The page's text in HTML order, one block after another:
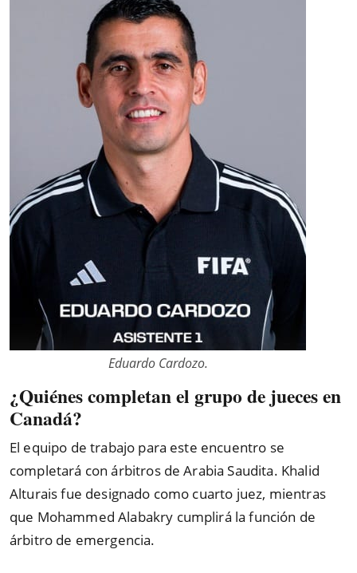
Eduardo Cardozo.
¿Quiénes completan el grupo de jueces en
Canadá?
El equipo de trabajo para este encuentro se
completará con árbitros de Arabia Saudita. Khalid
Alturais fue designado como cuarto juez, mientras
que Mohammed Alabakry cumplirá la función de
árbitro de emergencia.